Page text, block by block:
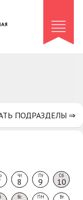
Чт
8
Пт
9
Сб
10
Вс ПН Вт
ПОДРАЗДЕЛЫ ⇒